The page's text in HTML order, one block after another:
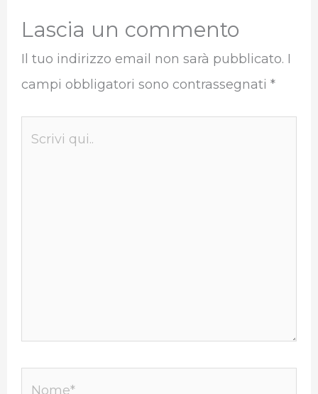
Lascia un commento
Il tuo indirizzo email non sarà pubblicato. I
campi obbligatori sono contrassegnati *